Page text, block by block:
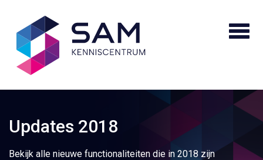
Updates 2018
Bekijk alle nieuwe functionaliteiten die in 2018 zijn